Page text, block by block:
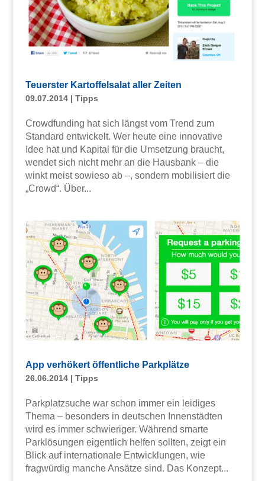
Teuerster Kartoffelsalat aller Zeiten
09.07.2014| Tipps
Crowdfunding hat sich längst vom Trend zum
Standard entwickelt. Wer heute eine innovative
Idee hat und Kapital für die Umsetzung braucht,
wendet sich nicht mehr an die Hausbank – die
winkt meist sowieso ab –, sondern mobilisiert die
„Crowd“. Über...
App verhökert öffentliche Parkplätze
26.06.2014| Tipps
Parkplatzsuche war schon immer ein leidiges
Thema – besonders in deutschen Innenstädten
wird es immer schwieriger. Während smarte
Parklösungen eigentlich helfen sollten, zeigt ein
Blick auf internationale Entwicklungen, wie
fragwürdig manche Ansätze sind. Das Konzept...